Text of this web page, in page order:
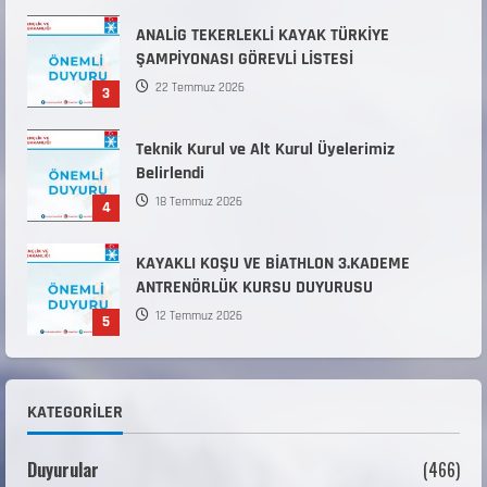
3
ANALİG TEKERLEKLİ KAYAK TÜRKİYE
ŞAMPİYONASI GÖREVLİ LİSTESİ
22 Temmuz 2026
4
Teknik Kurul ve Alt Kurul Üyelerimiz
Belirlendi
18 Temmuz 2026
5
KAYAKLI KOŞU VE BİATHLON 3.KADEME
ANTRENÖRLÜK KURSU DUYURUSU
12 Temmuz 2026
1
Temini Başvuruları Başlamıştır.
KATEGORILER
Duyurular (466)